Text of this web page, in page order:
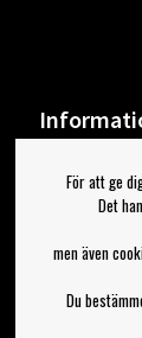
Om Bengans
FAQ / Köp- &
För att ge
Det
men även
Du